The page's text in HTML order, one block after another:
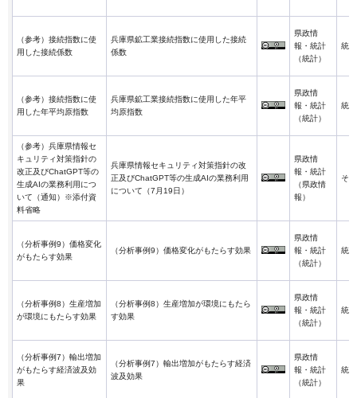
（参考）接続指数に使
用した接続係数
兵庫県鉱工業接続指数に使用した接続
係数
県政情
報・統計
（統計）
統計
（参考）接続指数に使
用した年平均原指数
兵庫県鉱工業接続指数に使用した年平
均原指数
県政情
報・統計
（統計）
統計
（参考）兵庫県情報セ
キュリティ対策指針の
改正及びChatGPT等の
生成AIの業務利用につ
いて（通知）※添付資
料省略
兵庫県情報セキュリティ対策指針の改
正及びChatGPT等の生成AIの業務利用
について（7月19日）
県政情
報・統計
（県政情
報）
そ
（分析事例9）価格変化
がもたらす効果
（分析事例9）価格変化がもたらす効果
県政情
報・統計
（統計）
統計
（分析事例8）生産増加
が環境にもたらす効果
（分析事例8）生産増加が環境にもたら
す効果
県政情
報・統計
（統計）
統計
（分析事例7）輸出増加
がもたらす経済波及効
果
（分析事例7）輸出増加がもたらす経済
波及効果
県政情
報・統計
（統計）
統計